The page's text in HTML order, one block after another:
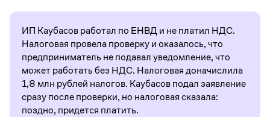
ИП Каубасов работал по ЕНВД и не платил НДС.
Налоговая провела проверку и оказалось, что
предприниматель не подавал уведомление, что
может работать без НДС. Налоговая доначислила
1,8 млн рублей налогов. Каубасов подал заявление
сразу после проверки, но налоговая сказала:
поздно, придется платить.